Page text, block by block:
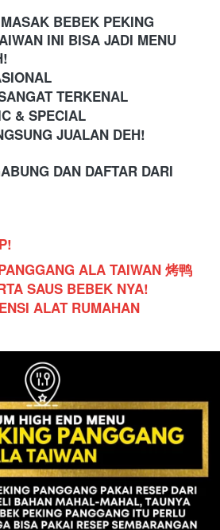
BEBEK PEKING
INI BISA JADI MENU
TERKENAL
& SPECIAL
JUALAN DEH!
DAN DAFTAR DARI
ALA TAIWAN 烤鸭
SAUS BEBEK NYA!
ALAT RUMAHAN